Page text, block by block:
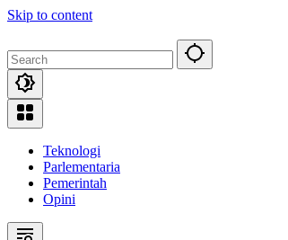
Skip to content
Teknologi
Parlementaria
Pemerintah
Opini